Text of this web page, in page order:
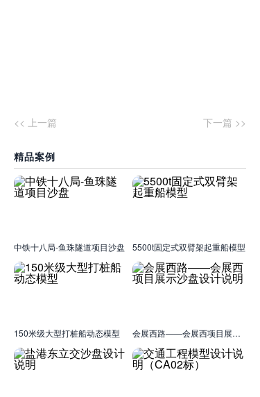
<< 上一篇 下一篇 >>
精品案例
中铁十八局-鱼珠隧道项目沙盘 5500t固定式双臂架起重船模型
150米级大型打桩船动态模型 会展西路——会展西项目展示沙盘设计说明